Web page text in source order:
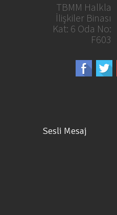
TBMM Halkla
İlişkiler Binası
Kat: 6 Oda No:
F603
Sesli Mesaj